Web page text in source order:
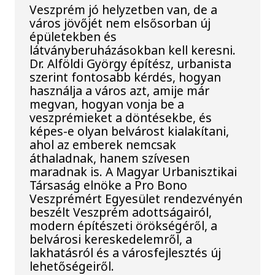
Veszprém jó helyzetben van, de a
város jövőjét nem elsősorban új
épületekben és
látványberuházásokban kell keresni.
Dr. Alföldi György építész, urbanista
szerint fontosabb kérdés, hogyan
használja a város azt, amije már
megvan, hogyan vonja be a
veszprémieket a döntésekbe, és
képes-e olyan belvárost kialakítani,
ahol az emberek nemcsak
áthaladnak, hanem szívesen
maradnak is. A Magyar Urbanisztikai
Társaság elnöke a Pro Bono
Veszprémért Egyesület rendezvényén
beszélt Veszprém adottságairól,
modern építészeti örökségéről, a
belvárosi kereskedelemről, a
lakhatásról és a városfejlesztés új
lehetőségeiről.